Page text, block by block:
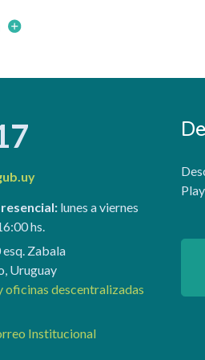
lunes a viernes
hs.
Zabala
Uruguay
oficinas descentralizadas
Institucional